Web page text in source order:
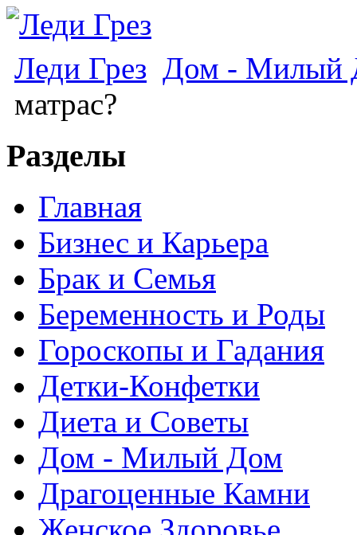
Леди Грез Дом - Милый
матрас?
Разделы
Главная
Бизнес и Карьера
Брак и Семья
Беременность и Роды
Гороскопы и Гадания
Детки-Конфетки
Диета и Советы
Дом - Милый Дом
Драгоценные Камни